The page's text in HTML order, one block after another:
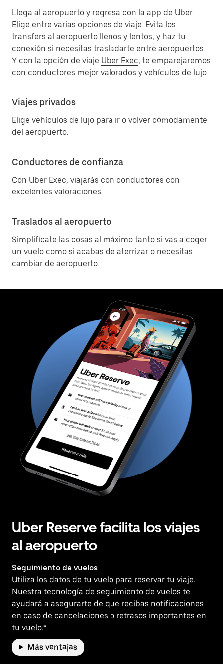
Llega al aeropuerto y regresa con la app de Uber.
Elige entre varias opciones de viaje. Evita los
transfers al aeropuerto llenos y lentos, y haz tu
conexión si necesitas trasladarte entre aeropuertos.
Y con la opción de viaje Uber Exec, te emparejaremos
con conductores mejor valorados y vehículos de lujo.
Viajes privados
Elige vehículos de lujo para ir o volver cómodamente
del aeropuerto.
Conductores de confianza
Con Uber Exec, viajarás con conductores con
excelentes valoraciones.
Traslados al aeropuerto
Simplifícate las cosas al máximo tanto si vas a coger
un vuelo como si acabas de aterrizar o necesitas
cambiar de aeropuerto.
Uber Reserve facilita los viajes
al aeropuerto
Seguimiento de vuelos
Utiliza los datos de tu vuelo para reservar tu viaje.
Nuestra tecnología de seguimiento de vuelos te
ayudará a asegurarte de que recibas notificaciones
en caso de cancelaciones o retrasos importantes en
tu vuelo.*
Más ventajas